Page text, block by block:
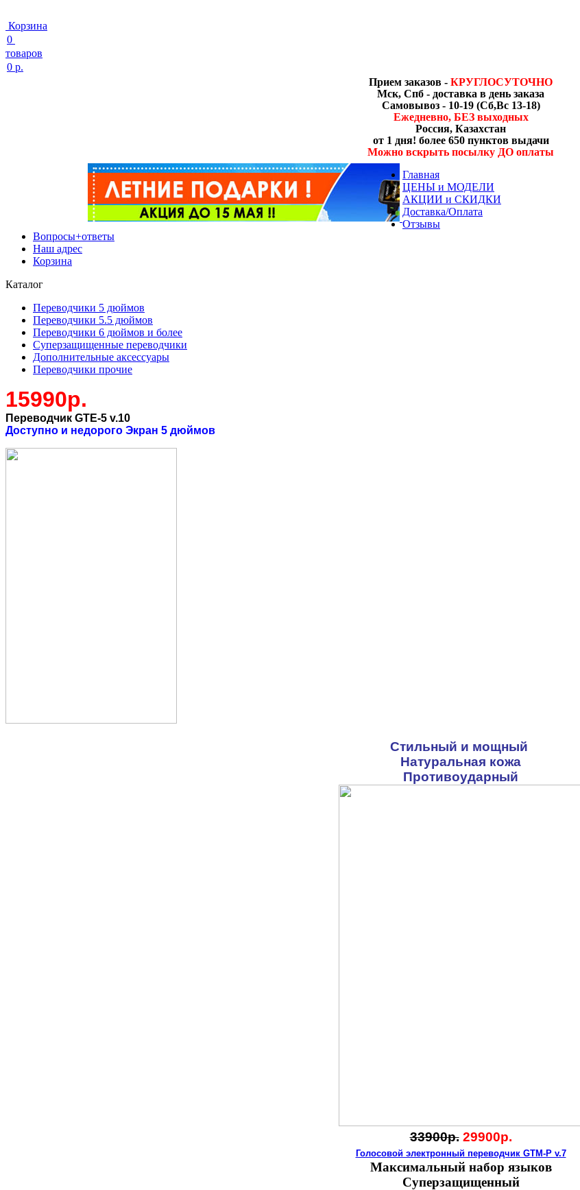
Корзина
0
товаров
0 р.
Прием заказов - КРУГЛОСУТОЧНО
Мск, Спб - доставка в день заказа
Самовывоз - 10-19 (Сб,Вс 13-18)
Ежедневно, БЕЗ выходных
Россия, Казахстан
от 1 дня! более 650 пунктов выдачи
Можно вскрыть посылку ДО оплаты
Главная
ЦЕНЫ и МОДЕЛИ
АКЦИИ и СКИДКИ
Доставка/Оплата
Отзывы
Вопросы+ответы
Наш адрес
Корзина
Каталог
Переводчики 5 дюймов
Переводчики 5.5 дюймов
Переводчики 6 дюймов и более
Суперзащищенные переводчики
Дополнительные аксессуары
Переводчики прочие
15990р.
Переводчик GTE-5 v.10
Доступно и недорого Экран 5 дюймов
Стильный и мощный
Натуральная кожа
Противоударный
33900р. 29900р.
Голосовой электронный переводчик GTM-P v.7
Максимальный набор языков
Суперзащищенный